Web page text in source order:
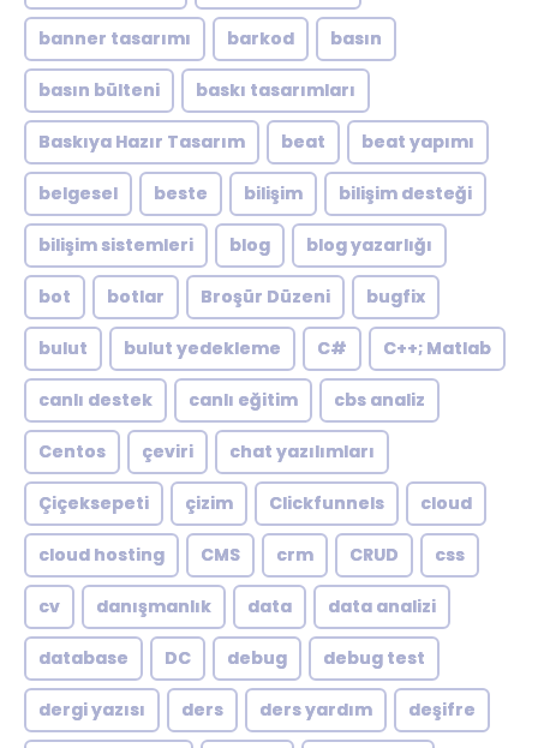
banner tasarımı barkod basın
basın bülteni baskı tasarımları
Baskıya Hazır Tasarım beat beat yapımı
belgesel beste bilişim bilişim desteği
bilişim sistemleri blog blog yazarlığı
bot botlar Broşür Düzeni bugfix
bulut bulut yedekleme C# C++; Matlab
canlı destek canlı eğitim cbs analiz
Centos çeviri chat yazılımları
Çiçeksepeti çizim Clickfunnels cloud
cloud hosting CMS crm CRUD css
cv danışmanlık data data analizi
database DC debug debug test
dergi yazısı ders ders yardım deşifre